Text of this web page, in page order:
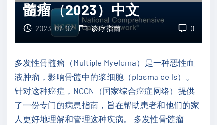
病
患
指
：
弥
漫
性
B
髓瘤（2023）中文
0
2023-07-02 诊疗指南
多发性骨髓瘤（Multiple Myeloma）是一种恶性血
液肿瘤，影响骨髓中的浆细胞（plasma cells）。
针对这种癌症，NCCN（国家综合癌症网络）提供
了一份专门的病患指南，旨在帮助患者和他们的家
人更好地理解和管理这种疾病。 多发性骨髓瘤